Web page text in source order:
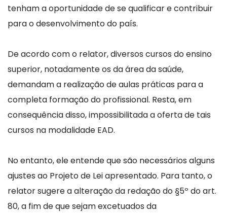
tenham a oportunidade de se qualificar e contribuir
para o desenvolvimento do país.
De acordo com o relator, diversos cursos do ensino
superior, notadamente os da área da saúde,
demandam a realização de aulas práticas para a
completa formação do profissional. Resta, em
consequência disso, impossibilitada a oferta de tais
cursos na modalidade EAD.
No entanto, ele entende que são necessários alguns
ajustes ao Projeto de Lei apresentado. Para tanto, o
relator sugere a alteração da redação do §5º do art.
80, a fim de que sejam excetuados da